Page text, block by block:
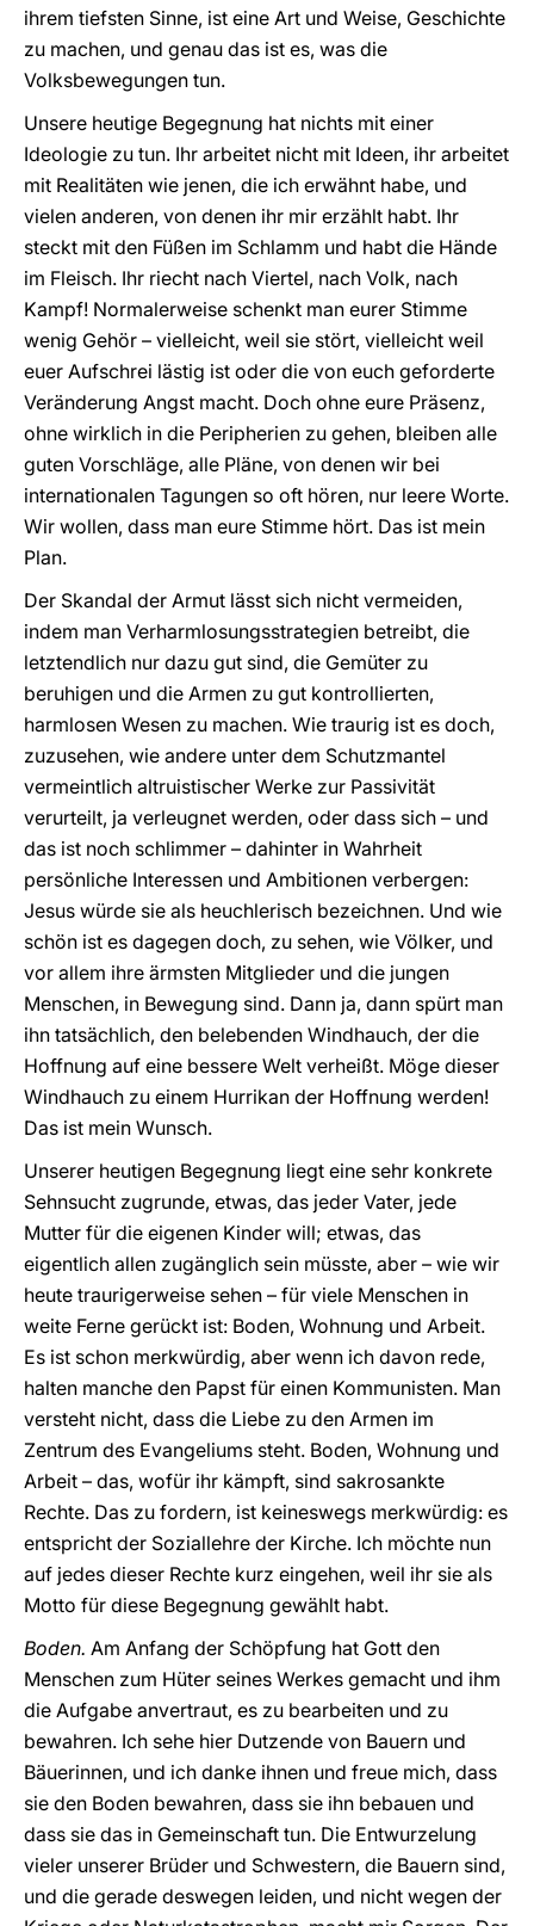
ihrem tiefsten Sinne, ist eine Art und Weise, Geschichte
zu machen, und genau das ist es, was die
Volksbewegungen tun.
Unsere heutige Begegnung hat nichts mit einer
Ideologie zu tun. Ihr arbeitet nicht mit Ideen, ihr arbeitet
mit Realitäten wie jenen, die ich erwähnt habe, und
vielen anderen, von denen ihr mir erzählt habt. Ihr
steckt mit den Füßen im Schlamm und habt die Hände
im Fleisch. Ihr riecht nach Viertel, nach Volk, nach
Kampf! Normalerweise schenkt man eurer Stimme
wenig Gehör – vielleicht, weil sie stört, vielleicht weil
euer Aufschrei lästig ist oder die von euch geforderte
Veränderung Angst macht. Doch ohne eure Präsenz,
ohne wirklich in die Peripherien zu gehen, bleiben alle
guten Vorschläge, alle Pläne, von denen wir bei
internationalen Tagungen so oft hören, nur leere Worte.
Wir wollen, dass man eure Stimme hört. Das ist mein
Plan.
Der Skandal der Armut lässt sich nicht vermeiden,
indem man Verharmlosungsstrategien betreibt, die
letztendlich nur dazu gut sind, die Gemüter zu
beruhigen und die Armen zu gut kontrollierten,
harmlosen Wesen zu machen. Wie traurig ist es doch,
zuzusehen, wie andere unter dem Schutzmantel
vermeintlich altruistischer Werke zur Passivität
verurteilt, ja verleugnet werden, oder dass sich – und
das ist noch schlimmer – dahinter in Wahrheit
persönliche Interessen und Ambitionen verbergen:
Jesus würde sie als heuchlerisch bezeichnen. Und wie
schön ist es dagegen doch, zu sehen, wie Völker, und
vor allem ihre ärmsten Mitglieder und die jungen
Menschen, in Bewegung sind. Dann ja, dann spürt man
ihn tatsächlich, den belebenden Windhauch, der die
Hoffnung auf eine bessere Welt verheißt. Möge dieser
Windhauch zu einem Hurrikan der Hoffnung werden!
Das ist mein Wunsch.
Unserer heutigen Begegnung liegt eine sehr konkrete
Sehnsucht zugrunde, etwas, das jeder Vater, jede
Mutter für die eigenen Kinder will; etwas, das
eigentlich allen zugänglich sein müsste, aber – wie wir
heute traurigerweise sehen – für viele Menschen in
weite Ferne gerückt ist: Boden, Wohnung und Arbeit.
Es ist schon merkwürdig, aber wenn ich davon rede,
halten manche den Papst für einen Kommunisten. Man
versteht nicht, dass die Liebe zu den Armen im
Zentrum des Evangeliums steht. Boden, Wohnung und
Arbeit – das, wofür ihr kämpft, sind sakrosankte
Rechte. Das zu fordern, ist keineswegs merkwürdig: es
entspricht der Soziallehre der Kirche. Ich möchte nun
auf jedes dieser Rechte kurz eingehen, weil ihr sie als
Motto für diese Begegnung gewählt habt.
Boden. Am Anfang der Schöpfung hat Gott den
Menschen zum Hüter seines Werkes gemacht und ihm
die Aufgabe anvertraut, es zu bearbeiten und zu
bewahren. Ich sehe hier Dutzende von Bauern und
Bäuerinnen, und ich danke ihnen und freue mich, dass
sie den Boden bewahren, dass sie ihn bebauen und
dass sie das in Gemeinschaft tun. Die Entwurzelung
vieler unserer Brüder und Schwestern, die Bauern sind,
und die gerade deswegen leiden, und nicht wegen der